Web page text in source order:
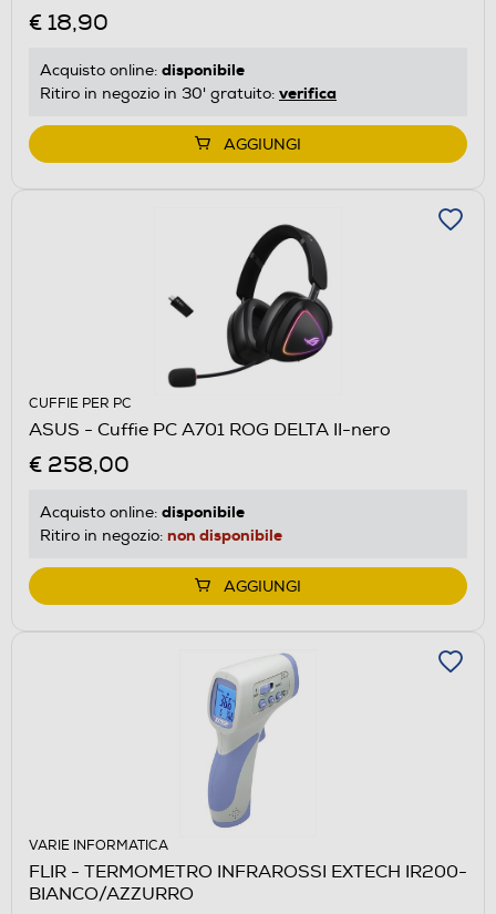
€ 18,90
Acquisto online: disponibile
Ritiro in negozio in 30' gratuito: verifica
AGGIUNGI
CUFFIE PER PC
ASUS - Cuffie PC A701 ROG DELTA II-nero
€ 258,00
Acquisto online: disponibile
Ritiro in negozio: non disponibile
AGGIUNGI
VARIE INFORMATICA
FLIR - TERMOMETRO INFRAROSSI EXTECH IR200-
BIANCO/AZZURRO